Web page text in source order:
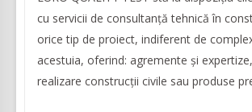
cu servicii de consultanță tehnică în
orice tip de proiect, indiferent de
acestuia, oferind: agremente și
realizare construcții civile sau produse